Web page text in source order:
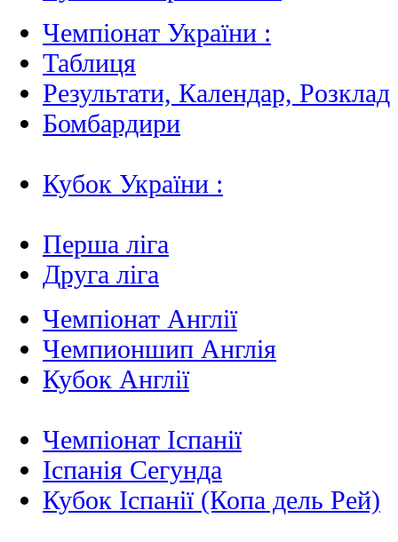
Чемпіонат України :
Таблиця
Результати, Календар, Poзклад
Бомбардири
Кубок України :
Перша ліга
Друга ліга
Чемпіонат Англії
Чемпионшип Англія
Кубок Англії
Чемпіонат Іспанії
Іспанія Сегунда
Кубок Іспанії (Копа дель Рей)